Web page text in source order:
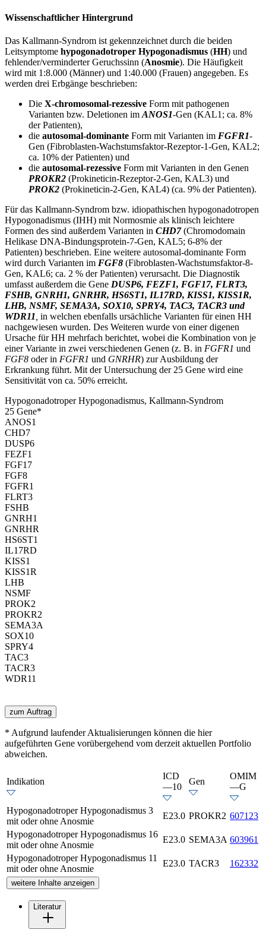
Wissenschaftlicher Hintergrund
Das Kallmann-Syndrom ist gekennzeichnet durch die beiden
Leitsymptome hypogonadotroper Hypogonadismus (HH) und
fehlender/verminderter Geruchssinn (Anosmie). Die Häufigkeit
wird mit 1:8.000 (Männer) und 1:40.000 (Frauen) angegeben. Es
werden drei Erbgänge beschrieben:
Die X-chromosomal-rezessive Form mit pathogenen
Varianten bzw. Deletionen imANOS1-Gen (KAL1; ca. 8%
der Patienten),
die autosomal-dominante Form mit Varianten im FGFR1-
Gen (Fibroblasten-Wachstumsfaktor-Rezeptor-1-Gen, KAL2;
ca. 10% der Patienten) und
die autosomal-rezessive Form mit Varianten in den Genen
PROKR2 (Prokineticin-Rezeptor-2-Gen, KAL3) und
PROK2 (Prokineticin-2-Gen, KAL4) (ca. 9% der Patienten).
Für das Kallmann-Syndrom bzw. idiopathischen hypogonadotropen
Hypogonadismus (IHH) mit Normosmie als klinisch leichtere
Formen des sind außerdem Varianten in CHD7(Chromodomain
Helikase DNA-Bindungsprotein-7-Gen, KAL5; 6-8% der
Patienten) beschrieben. Eine weitere autosomal-dominante Form
wird durch Varianten im FGF8 (Fibroblasten-Wachstumsfaktor-8-
Gen, KAL6; ca. 2 % der Patienten) verursacht. Die Diagnostik
umfasst außerdem die Gene DUSP6, FEZF1, FGF17, FLRT3,
FSHB, GNRH1, GNRHR, HS6ST1, IL17RD, KISS1, KISS1R,
LHB, NSMF, SEMA3A, SOX10, SPRY4, TAC3, TACR3 und
WDR11, in welchen ebenfalls ursächliche Varianten für einen HH
nachgewiesen wurden. Des Weiteren wurde von einer digenen
Ursache für HH mehrfach berichtet, wobei die Kombination von je
einer Variante in zwei verschiedenen Genen (z. B. in FGFR1 und
FGF8 oder in FGFR1 und GNRHR) zur Ausbildung der
Erkrankung führt. Mit der Untersuchung der 25 Gene wird eine
Sensitivität von ca. 50% erreicht.
Hypogonadotroper Hypogonadismus, Kallmann-Syndrom
25 Gene*
ANOS1
CHD7
DUSP6
FEZF1
FGF17
FGF8
FGFR1
FLRT3
FSHB
GNRH1
GNRHR
HS6ST1
IL17RD
KISS1
KISS1R
LHB
NSMF
PROK2
PROKR2
SEMA3A
SOX10
SPRY4
TAC3
TACR3
WDR11
zum Auftrag
* Aufgrund laufender Aktualisierungen können die hier
aufgeführten Gene vorübergehend vom derzeit aktuellen Portfolio
abweichen.
Indikation
ICD
—10
Gen
OMIM
—G
Hypogonadotroper Hypogonadismus 3
mit oder ohne Anosmie
E23.0 PROKR2 607123
Hypogonadotroper Hypogonadismus 16
mit oder ohne Anosmie
E23.0 SEMA3A 603961
Hypogonadotroper Hypogonadismus 11
mit oder ohne Anosmie
E23.0 TACR3 162332
weitere Inhalte anzeigen
Literatur